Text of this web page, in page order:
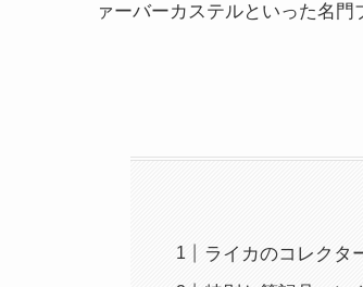
ァーバーカステルといった名門
ライカのコレクタ